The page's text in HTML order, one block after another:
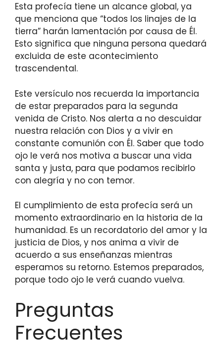
Esta profecía tiene un alcance global, ya
que menciona que “todos los linajes de la
tierra” harán lamentación por causa de Él.
Esto significa que ninguna persona quedará
excluida de este acontecimiento
trascendental.
Este versículo nos recuerda la importancia
de estar preparados para la segunda
venida de Cristo. Nos alerta a no descuidar
nuestra relación con Dios y a vivir en
constante comunión con Él. Saber que todo
ojo le verá nos motiva a buscar una vida
santa y justa, para que podamos recibirlo
con alegría y no con temor.
El cumplimiento de esta profecía será un
momento extraordinario en la historia de la
humanidad. Es un recordatorio del amor y la
justicia de Dios, y nos anima a vivir de
acuerdo a sus enseñanzas mientras
esperamos su retorno. Estemos preparados,
porque todo ojo le verá cuando vuelva.
Preguntas
Frecuentes